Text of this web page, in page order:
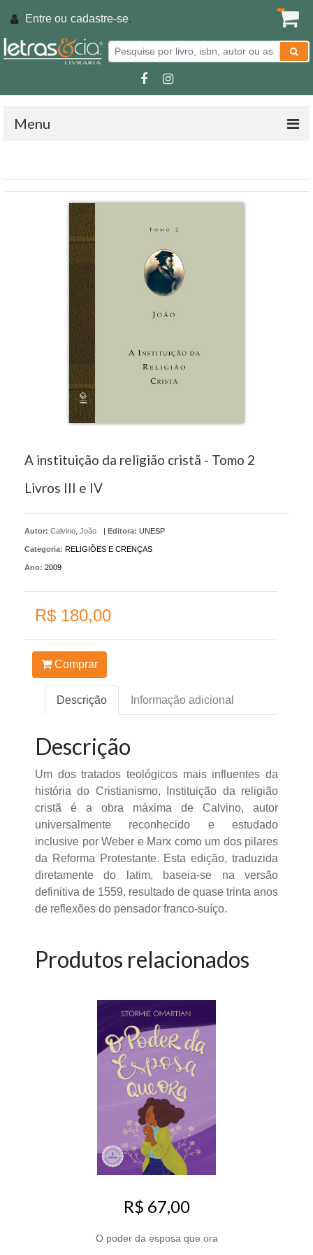
Entre ou cadastre-se.
Menu
A instituição da religião cristã - Tomo 2
Livros III e IV
Autor: Calvino, João | Editora: UNESP
Categoria: RELIGIÕES E CRENÇAS
Ano: 2009
R$ 180,00
Comprar
Descrição Informação adicional
Descrição
Um dos tratados teológicos mais influentes da
história do Cristianismo, Instituição da religião
cristã é a obra máxima de Calvino, autor
universalmente reconhecido e estudado
inclusive por Weber e Marx como um dos pilares
da Reforma Protestante. Esta edição, traduzida
diretamente do latim, baseia-se na versão
definitiva de 1559, resultado de quase trinta anos
de reflexões do pensador franco-suíço.
Produtos relacionados
R$ 67,00
O poder da esposa que ora